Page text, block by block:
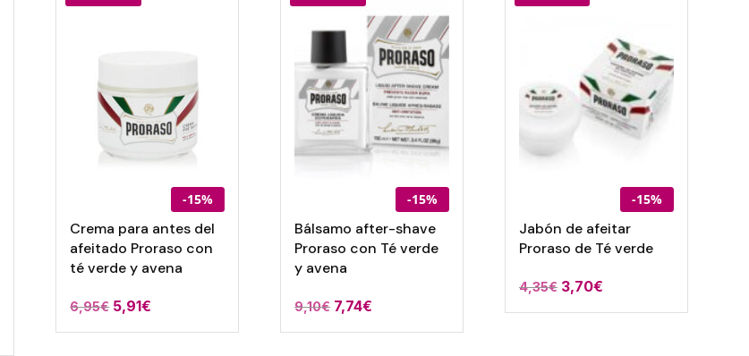
15,70€
hasta
13,35€
-15%
Crema para antes del
afeitado Proraso con
té verde y avena
6,95€ 5,91€
-15%
Bálsamo after-shave
Proraso con Té verde
y avena
9,10€ 7,74€
-15%
Jabón de afeitar
Proraso de Té verde
4,35€ 3,70€